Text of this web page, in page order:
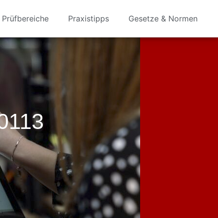
Prüfbereiche Praxistipps Gesetze & Normen